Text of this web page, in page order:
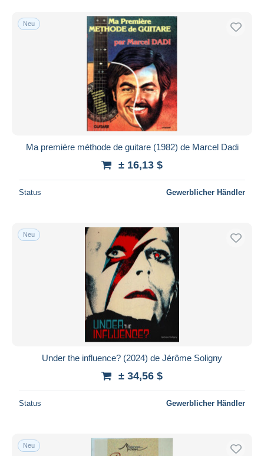
Neu
Ma première méthode de guitare (1982) de Marcel Dadi
± 16,13 $
Status Gewerblicher Händler
Neu
Under the influence? (2024) de Jérôme Soligny
± 34,56 $
Status Gewerblicher Händler
Neu